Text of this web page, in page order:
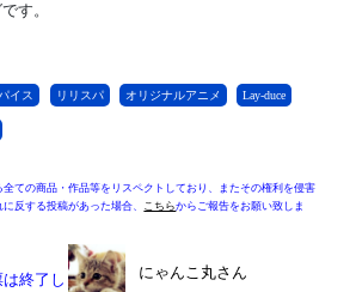
す。
イス リリスパ オリジナルアニメ Lay-duce
ての商品・作品等をリスペクトしており、またその権利を侵害
反する投稿があった場合、 こちらからご報告をお願い致しま
終了し
にゃんこ丸さん